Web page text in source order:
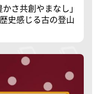
さ共創やまなし」
史感じる古の登山